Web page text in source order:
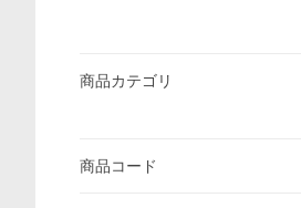
商品カテゴリ
商品コード